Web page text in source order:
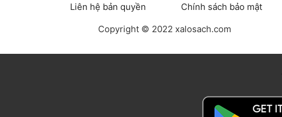
Liên hệ bản quyền
Chính sách bảo mật
Copyright © 2022 xalosach.com